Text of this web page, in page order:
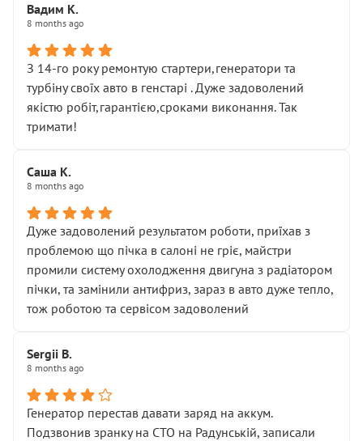
Вадим К.
8 months ago
З 14-го року ремонтую стартери,генератори та
турбіну своїх авто в генстарі . Дуже задоволений
якістю робіт,гарантією,сроками виконання. Так
тримати!
Саша К.
8 months ago
Дуже задоволений результатом роботи, приїхав з
проблемою що пічка в салоні не гріє, майстри
промили систему охолодження двигуна з радіатором
пічки, та замінили антифриз, зараз в авто дуже тепло,
тож роботою та сервісом задоволений
Sergii B.
8 months ago
Генератор перестав давати заряд на аккум.
Подзвонив зранку на СТО на Радунській, записали